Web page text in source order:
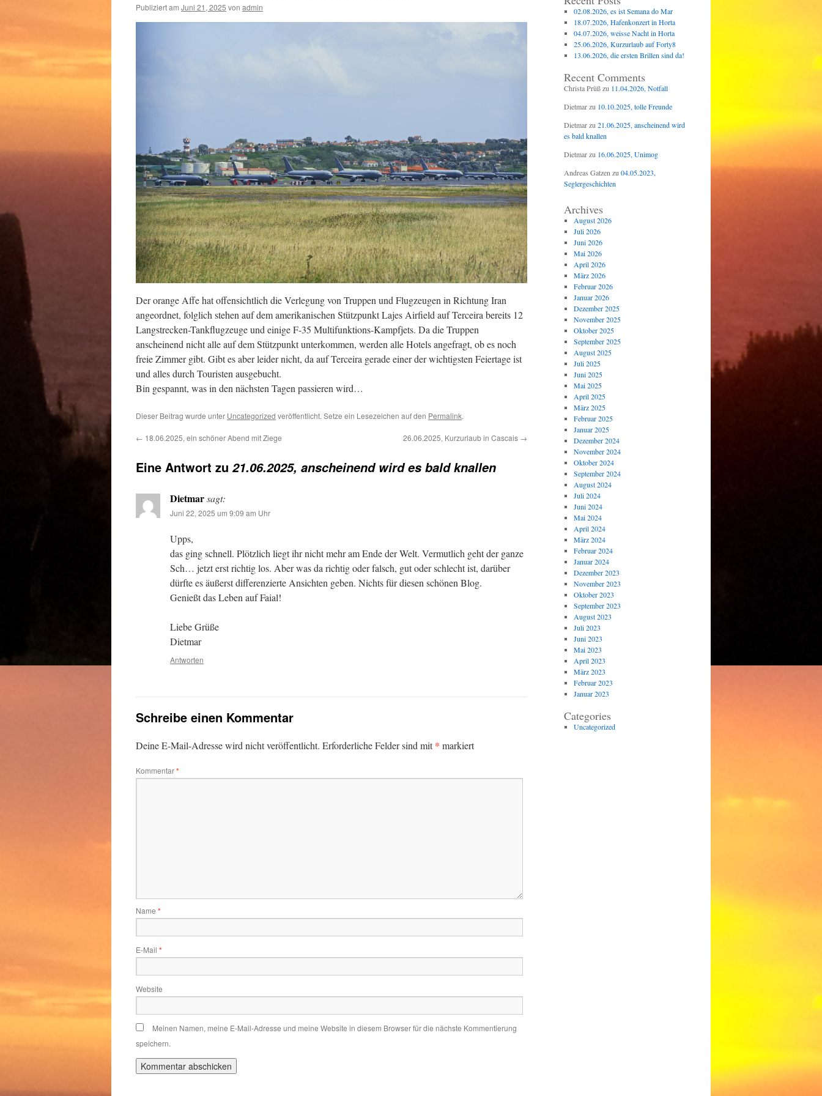
Publiziert am Juni 21, 2025 von admin
Der orange Affe hat offensichtlich die Verlegung von Truppen und Flugzeugen in Richtung Iran
angeordnet, folglich stehen auf dem amerikanischen Stützpunkt Lajes Airfield auf Terceira bereits 12
Langstrecken-Tankflugzeuge und einige F-35 Multifunktions-Kampfjets. Da die Truppen
anscheinend nicht alle auf dem Stützpunkt unterkommen, werden alle Hotels angefragt, ob es noch
freie Zimmer gibt. Gibt es aber leider nicht, da auf Terceira gerade einer der wichtigsten Feiertage ist
und alles durch Touristen ausgebucht.
Bin gespannt, was in den nächsten Tagen passieren wird…
Dieser Beitrag wurde unter Uncategorized veröffentlicht. Setze ein Lesezeichen auf den Permalink.
← 18.06.2025, ein schöner Abend mit Ziege 26.06.2025, Kurzurlaub in Cascais →
Eine Antwort zu 21.06.2025, anscheinend wird es bald knallen
Dietmarsagt:
Juni 22, 2025 um 9:09 am Uhr
Upps,
das ging schnell. Plötzlich liegt ihr nicht mehr am Ende der Welt. Vermutlich geht der ganze
Sch… jetzt erst richtig los. Aber was da richtig oder falsch, gut oder schlecht ist, darüber
dürfte es äußerst differenzierte Ansichten geben. Nichts für diesen schönen Blog.
Genießt das Leben auf Faial!
Liebe Grüße
Dietmar
Antworten
Schreibe einen Kommentar
Deine E-Mail-Adresse wird nicht veröffentlicht. Erforderliche Felder sind mit* markiert
Kommentar*
Name *
E-Mail *
Website
Meinen Namen, meine E-Mail-Adresse und meine Website in diesem Browser für die nächste Kommentierung
speichern.
02.08.2026, es ist Semana do Mar
18.07.2026, Hafenkonzert in Horta
04.07.2026, weisse Nacht in Horta
25.06.2026, Kurzurlaub auf Forty8
13.06.2026, die ersten Brillen sind da!
Recent Comments
Christa Prüßzu 11.04.2026, Notfall
Dietmarzu 10.10.2025, tolle Freunde
Dietmarzu 21.06.2025, anscheinend wird
es bald knallen
Dietmarzu 16.06.2025, Unimog
Andreas Gatzen zu 04.05.2023,
Seglergeschichten
Archives
August 2026
Juli 2026
Juni 2026
Mai 2026
April 2026
März 2026
Februar 2026
Januar 2026
Dezember 2025
November 2025
Oktober 2025
September 2025
August 2025
Juli 2025
Juni 2025
Mai 2025
April 2025
März 2025
Februar 2025
Januar 2025
Dezember 2024
November 2024
Oktober 2024
September 2024
August 2024
Juli 2024
Juni 2024
Mai 2024
April 2024
März 2024
Februar 2024
Januar 2024
Dezember 2023
November 2023
Oktober 2023
September 2023
August 2023
Juli 2023
Juni 2023
Mai 2023
April 2023
März 2023
Februar 2023
Januar 2023
Categories
Uncategorized